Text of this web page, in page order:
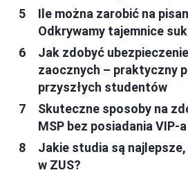
Ile można zarobić na
Odkrywamy tajemnice
Jak zdobyć
zaocznych – praktyczny
przyszłych studentów
Skuteczne sposoby na
MSP bez posiadania VIP-a
Jakie studia są
w ZUS?